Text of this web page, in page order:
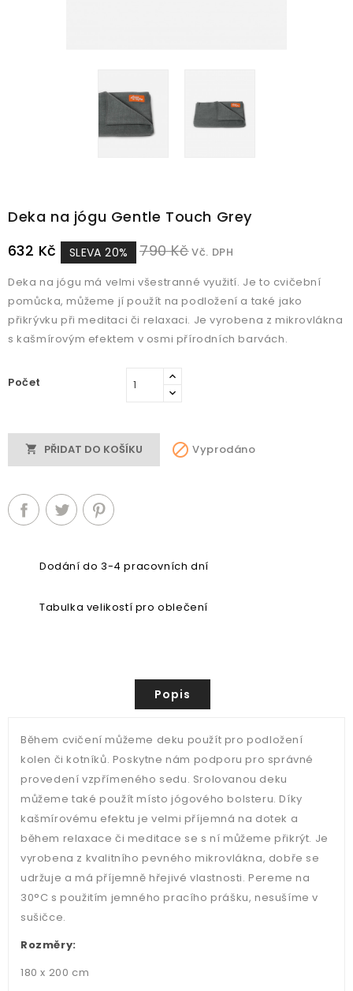
Deka na jógu Gentle Touch Grey
632 Kč
SLEVA 20% 790 KčVč. DPH
Deka na jógu má velmi všestranné využití. Je to cvičební
pomůcka, můžeme jí použít na podložení a také jako
přikrývku při meditaci či relaxaci. Je vyrobena z mikrovlákna
s kašmírovým efektem v osmi přírodních barvách.
Počet
 PŘIDAT DO KOŠÍKU  Vyprodáno
Dodání do 3-4 pracovních dní
Tabulka velikostí pro oblečení
Popis
Během cvičení můžeme deku použít pro podložení
kolen či kotníků. Poskytne nám podporu pro správné
provedení vzpřímeného sedu. Srolovanou deku
můžeme také použít místo jógového bolsteru. Díky
kašmírovému efektu je velmi příjemná na dotek a
během relaxace či meditace se s ní můžeme přikrýt. Je
vyrobena z kvalitního pevného mikrovlákna, dobře se
udržuje a má příjemně hřejivé vlastnosti. Pereme na
30°C s použitím jemného pracího prášku, nesušíme v
sušičce.
Rozměry:
180 x 200 cm